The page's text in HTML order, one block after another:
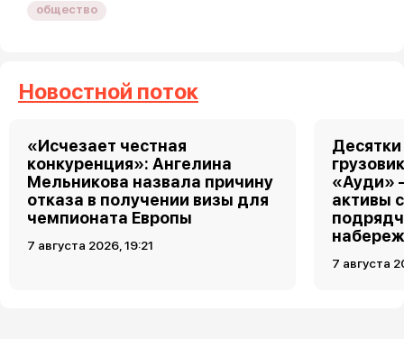
общество
Новостной поток
«Исчезает честная
конкуренция»: Ангелина
Мельникова назвала причину
отказа в получении визы для
чемпионата Европы
7 августа 2026, 19:21
«Ауди»
активы
7 августа